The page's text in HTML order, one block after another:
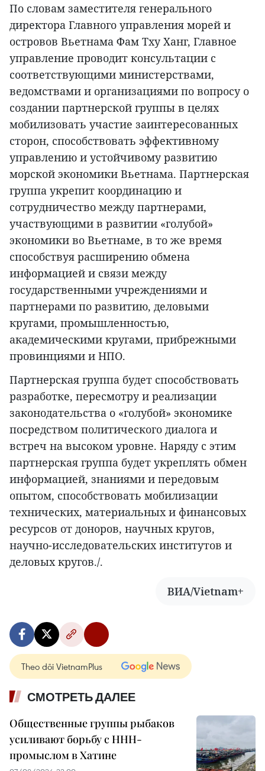
По словам заместителя генерального
директора Главного управления морей и
островов Вьетнама Фам Тху Ханг, Главное
управление проводит консультации с
соответствующими министерствами,
ведомствами и организациями по вопросу о
создании партнерской группы в целях
мобилизовать участие заинтересованных
сторон, способствовать эффективному
управлению и устойчивому развитию
морской экономики Вьетнама. Партнерская
группа укрепит координацию и
сотрудничество между партнерами,
участвующими в развитии «голубой»
экономики во Вьетнаме, в то же время
способствуя расширению обмена
информацией и связи между
государственными учреждениями и
партнерами по развитию, деловыми
кругами, промышленностью,
академическими кругами, прибрежными
провинциями и НПО.
Партнерская группа будет способствовать
разработке, пересмотру и реализации
законодательства о «голубой» экономике
посредством политического диалога и
встреч на высоком уровне. Наряду с этим
партнерская группа будет укреплять обмен
информацией, знаниями и передовым
опытом, способствовать мобилизации
технических, материальных и финансовых
ресурсов от доноров, научных кругов,
научно-исследовательских институтов и
деловых кругов./.
ВИА/Vietnam+
Theo dõi VietnamPlus
СМОТРЕТЬ ДАЛЕЕ
Общественные группы рыбаков
усиливают борьбу с ННН-
промыслом в Хатине